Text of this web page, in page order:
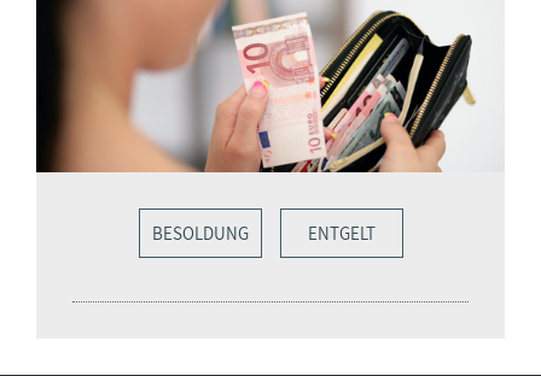
BESOLDUNG ENTGELT